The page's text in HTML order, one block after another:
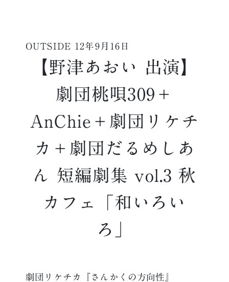
OUTSIDE 12年9月16日
【野津あおい 出演】
劇団桃唄309＋
AnChie＋劇団リケチ
カ＋劇団だるめしあ
ん 短編劇集 vol.3 秋
カフェ「和いろい
ろ」
劇団リケチカ『さんかくの方向性』